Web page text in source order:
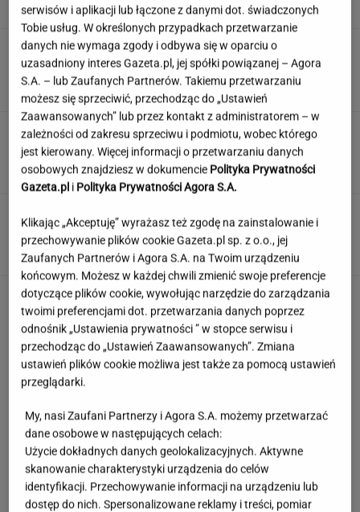
Kaczyński teraz ma już maślarzy
na tacy. Stało się to, do czego dążyli
SUBSKRYPCJA
Szokujący zwrot! Barcelona "podbierze"
Realowi transfer najlepszego piłkarza MŚ
Awantura z Bąkiewiczem w Radomiu. Jest
ruch prokuratury
serwisów i aplikacji lub łączone z danymi dot. świadczonych
Tobie usług. W określonych przypadkach przetwarzanie
danych nie wymaga zgody i odbywa się w oparciu o
uzasadniony interes Gazeta.pl, jej spółki powiązanej – Agora
S.A. – lub Zaufanych Partnerów. Takiemu przetwarzaniu
możesz się sprzeciwić, przechodząc do „Ustawień
Zaawansowanych” lub przez kontakt z administratorem – w
zależności od zakresu sprzeciwu i podmiotu, wobec którego
jest kierowany. Więcej informacji o przetwarzaniu danych
osobowych znajdziesz w dokumencie Polityka Prywatności
Gazeta.pl i Polityka Prywatności Agora S.A.
Klikając „Akceptuję” wyrażasz też zgodę na zainstalowanie i
przechowywanie plików cookie Gazeta.pl sp. z o.o., jej
Zaufanych Partnerów i Agora S.A. na Twoim urządzeniu
końcowym. Możesz w każdej chwili zmienić swoje preferencje
dotyczące plików cookie, wywołując narzędzie do zarządzania
twoimi preferencjami dot. przetwarzania danych poprzez
odnośnik „Ustawienia prywatności ” w stopce serwisu i
przechodząc do „Ustawień Zaawansowanych”. Zmiana
ustawień plików cookie możliwa jest także za pomocą ustawień
przeglądarki.
My, nasi Zaufani Partnerzy i Agora S.A. możemy przetwarzać
dane osobowe w następujących celach:
Użycie dokładnych danych geolokalizacyjnych. Aktywne
skanowanie charakterystyki urządzenia do celów
identyfikacji. Przechowywanie informacji na urządzeniu lub
dostęp do nich. Spersonalizowane reklamy i treści, pomiar